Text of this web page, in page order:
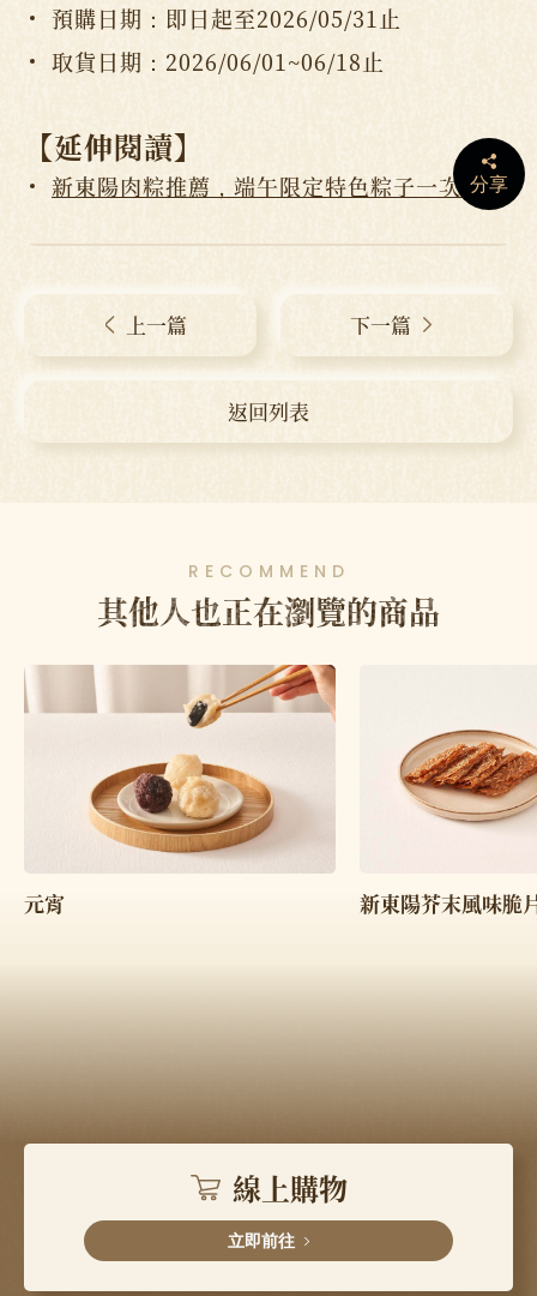
分享
預購日期：即日起至2026/05/31止
取貨日期：2026/06/01~06/18止
【延伸閱讀】
新東陽肉粽推薦，端午限定特色粽子一次看
上一篇
返回列表
下一篇
RECOMMEND
其他人也正在瀏覽的商品
元宵 新東陽芥末風味脆
線上購物
立即前往